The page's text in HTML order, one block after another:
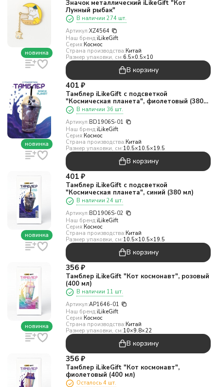
новинка
Значок металлический iLikeGift "Кот
Лунный рыбак"
В наличии 274 шт.
Артикул:XZ4564
Наш бренд:iLikeGift
Серия:Космос
Страна производства:Китай
Размер упаковки, см:6.5×0.5×10
В корзину
новинка
401 ₽
Тамблер iLikeGift с подсветкой
"Космическая планета", фиолетовый (380
мл) В наличии 36 шт.
Артикул:BD1906S-01
Наш бренд:iLikeGift
Серия:Космос
Страна производства:Китай
Размер упаковки, см:10.5×10.5×19.5
В корзину
новинка
401 ₽
Тамблер iLikeGift с подсветкой
"Космическая планета", синий (380 мл)
В наличии 24 шт.
Артикул:BD1906S-02
Наш бренд:iLikeGift
Серия:Космос
Страна производства:Китай
Размер упаковки, см:10.5×10.5×19.5
В корзину
новинка
356 ₽
Тамблер iLikeGift "Кот космонавт", розовый
(400 мл)
В наличии 11 шт.
Артикул:AP1646-01
Наш бренд:iLikeGift
Серия:Космос
Страна производства:Китай
Размер упаковки, см:10×9.8×22
В корзину
356 ₽
Тамблер iLikeGift "Кот космонавт",
фиолетовый (400 мл)
Осталось 4 шт.